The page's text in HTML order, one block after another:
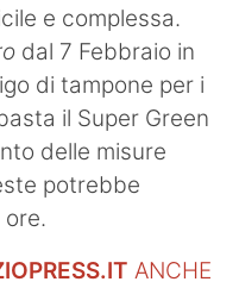
e complessa.
dal 7 Febbraio in
di tampone per i
il Super Green
delle misure
potrebbe
ANCHE